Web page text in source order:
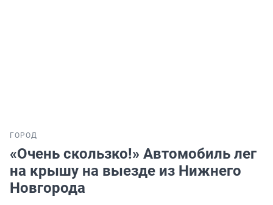
ГОРОД
«Очень скользко!» Автомобиль лег
на крышу на выезде из Нижнего
Новгорода